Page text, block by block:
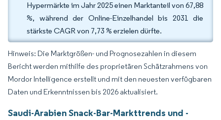
Hypermärkte im Jahr 2025 einen Marktanteil von 67,88
%, während der Online-Einzelhandel bis 2031 die
stärkste CAGR von 7,73 % erzielen dürfte.
Hinweis: Die Marktgrößen- und Prognosezahlen in diesem
Bericht werden mithilfe des proprietären Schätzrahmens von
Mordor Intelligence erstellt und mit den neuesten verfügbaren
Daten und Erkenntnissen bis 2026 aktualisiert.
Saudi-Arabien Snack-Bar-Markttrends und -